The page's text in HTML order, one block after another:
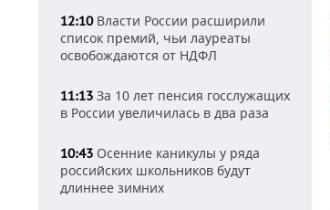
12:10Власти России расширили
список премий, чьи лауреаты
освобождаются от НДФЛ
11:13 За 10 лет пенсия госслужащих
в России увеличилась в два раза
10:43 Осенние каникулы у ряда
российских школьников будут
длиннее зимних